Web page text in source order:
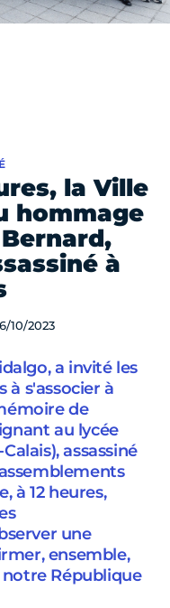
la Ville
hommage
à
10/2023
a invité les
à s'associer à
de
au lycée
assassiné
à 12 heures,
une
ensemble,
notre République